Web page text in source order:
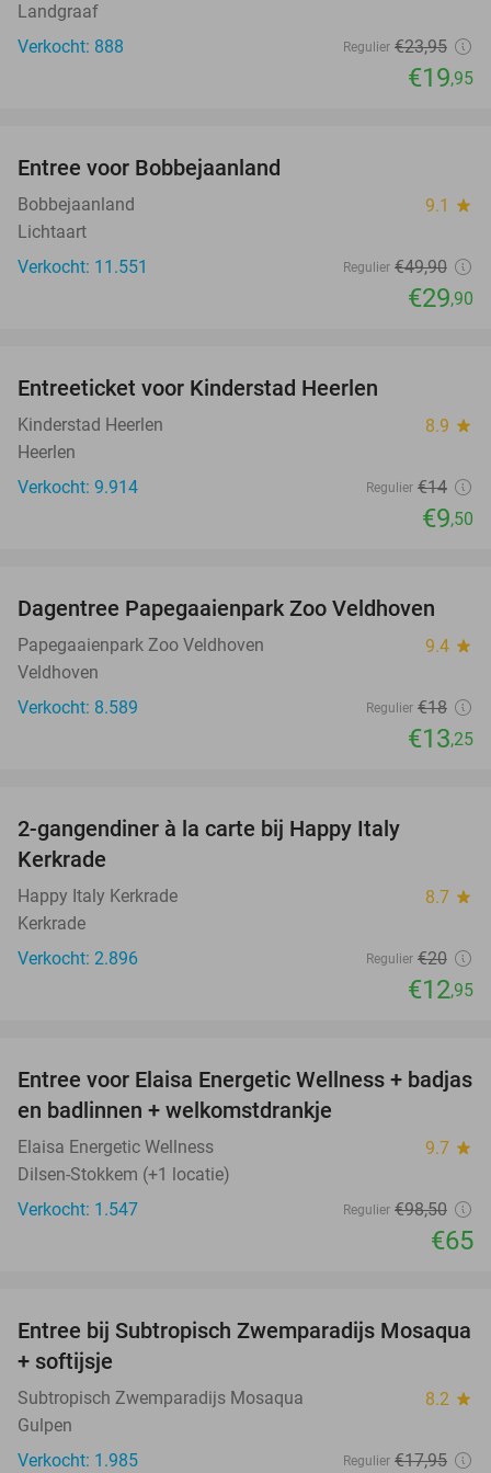
Landgraaf
Verkocht: 888
Regulier €23,95
€19,95
Entree voor Bobbejaanland
Bobbejaanland 9.1 star
Lichtaart
Verkocht: 11.551
Regulier €49,90
€29,90
Entreeticket voor Kinderstad Heerlen
Kinderstad Heerlen 8.9 star
Heerlen
Verkocht: 9.914
Regulier €14
€9,50
26%
Dagentree Papegaaienpark Zoo Veldhoven
Papegaaienpark Zoo Veldhoven 9.4 star
Veldhoven
Verkocht: 8.589
Regulier €18
€13,25
2-gangendiner à la carte bij Happy Italy
Kerkrade
Happy Italy Kerkrade 8.7 star
Kerkrade
Verkocht: 2.896
Regulier €20
€12,95
34%
Entree voor Elaisa Energetic Wellness + badjas
en badlinnen + welkomstdrankje
Elaisa Energetic Wellness 9.7 star
Dilsen-Stokkem (+1 locatie)
Verkocht: 1.547
Regulier €98,50
€65
25%
Entree bij Subtropisch Zwemparadijs Mosaqua
+ softijsje
Subtropisch Zwemparadijs Mosaqua 8.2 star
Gulpen
Verkocht: 1.985
Regulier €17,95